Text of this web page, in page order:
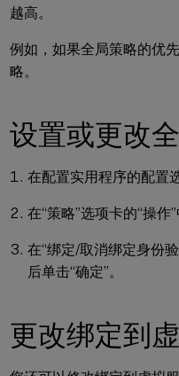
越高。
例如，如果全局策略的优
略。
设置或更改
在配置实用程序的配置
在“策略”选项卡的“操作
在“绑定/取消绑定身份
后单击“确定”。
更改绑定到